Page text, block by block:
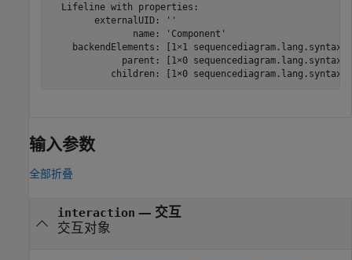
  Lifeline with properties:
        externalUID: ''
               name: 'Component'
backendElements: [1×1
parent: [1×0
children: [1×0
输入参数
全部折叠
interaction — 交互
交互对象